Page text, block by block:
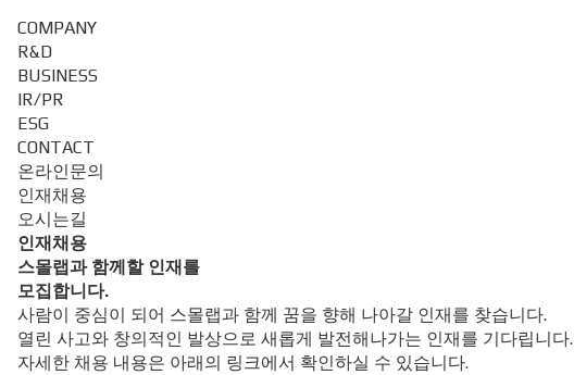
COMPANY
R&D
BUSINESS
IR/PR
ESG
CONTACT
온라인문의
인재채용
오시는길
인재채용
스몰랩과 함께할 인재 를
모집합니다.
사람이 중심이 되어 스몰랩과 함께 꿈을 향해 나아갈 인재를 찾습니다.
열린 사고와 창의적인 발상으로 새롭게 발전해나가는 인재를 기다립니다.
자세한 채용 내용은 아래의 링크에서 확인하실 수 있습니다.